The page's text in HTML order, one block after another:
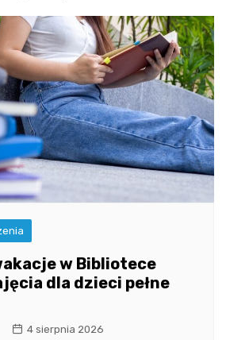
w Bibliotece
dla dzieci pełne
4 sierpnia 2026